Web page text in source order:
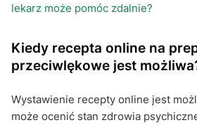
lekarz może pomóc zdalnie?
Kiedy recepta online na
przeciwlękowe jest
Wystawienie recepty online jest
może ocenić stan zdrowia